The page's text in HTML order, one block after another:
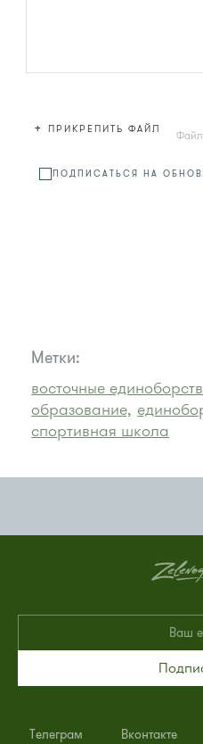
+ ПРИКРЕПИТЬ ФАЙЛ
ПОДПИСАТЬСЯ НА
Метки:
восточные
образование,
спортивная школа
Телеграм Вконтакте